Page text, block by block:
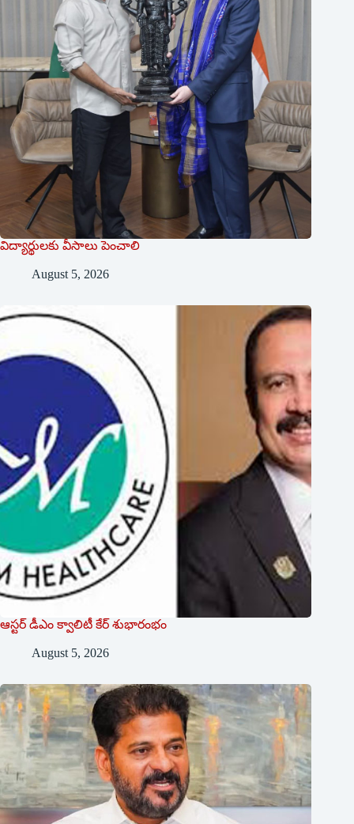
విద్యార్థులకు వీసాలు పెంచాలి
August 5, 2026
ఆస్టర్ డీఎం క్వాలిటీ కేర్ శుభారంభం
August 5, 2026